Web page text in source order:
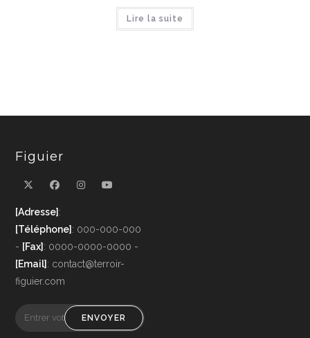
Lire la suite
Figuier
[Adresse]:
[Téléphone]: 000-000-000
- [Fax]: 0000-0000-0000 -
[Email]: contact@terroir-
figuier.com
ENVOYER